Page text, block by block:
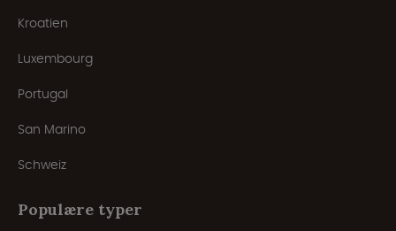
Kroatien
Luxembourg
Portugal
San Marino
Schweiz
Populære typer